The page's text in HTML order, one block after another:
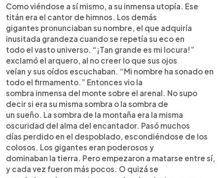
Como viéndose a sí mismo, a su inmensa utopía. Ese
titán era el cantor de himnos. Los demás
gigantes pronunciaban su nombre, el que adquiría
inusitada grandeza cuando se repetía su eco en
todo el vasto universo. “¡Tan grande es mi locura!”
exclamó el arquero, al no creer lo que sus ojos
veían y sus oídos escuchaban. “Mi nombre ha sonado en
todo el firmamento.” Entonces vio la
sombra inmensa del monte sobre el arenal. No supo
decir si era su misma sombra o la sombra de
un sueño. La sombra de la montaña era la misma
oscuridad del alma del encantador. Pasó muchos
días perdido en el despoblado, escondiéndose de los
colosos. Los gigantes eran poderosos y
dominaban la tierra. Pero empezaron a matarse entre sí,
y cada vez fueron más pocos. O quizá se